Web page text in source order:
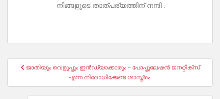
നിങ്ങളുടെ താത്പര്യത്തിന് നന്ദി .
Post
navigation
ജാതിയും വെളുപ്പും ഇൻഡ്യാക്കാരും – പോപ്പുലേഷൻ ജനറ്റിക്സ്
എന്ന നിരോധിക്കേണ്ട ശാസ്ത്രം: